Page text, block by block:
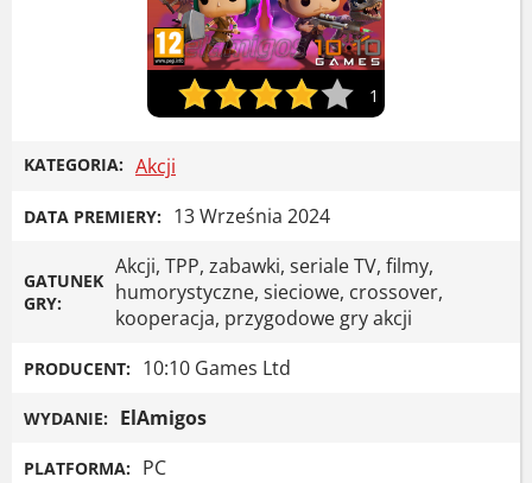
1
KATEGORIA: Akcji
DATA PREMIERY: 13 Września 2024
GATUNEK
GRY:
Akcji, TPP, zabawki, seriale TV, filmy,
humorystyczne, sieciowe, crossover,
kooperacja, przygodowe gry akcji
PRODUCENT: 10:10 Games Ltd
WYDANIE: ElAmigos
PLATFORMA: PC